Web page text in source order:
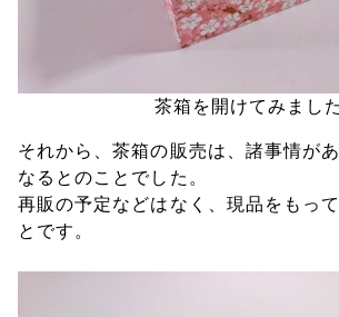
茶箱を開けてみました
それから、茶箱の販売は、諸事情が
なるとのことでした。
再販の予定などはなく、現品をもっ
とです。